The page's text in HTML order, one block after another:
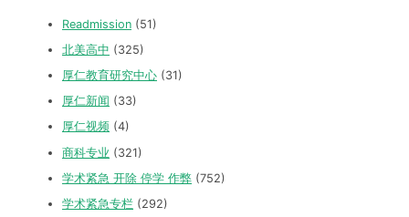
Readmission (51)
北美高中 (325)
厚仁教育研究中心 (31)
厚仁新闻 (33)
厚仁视频 (4)
商科专业 (321)
学术紧急 开除 停学 作弊 (752)
学术紧急专栏 (292)